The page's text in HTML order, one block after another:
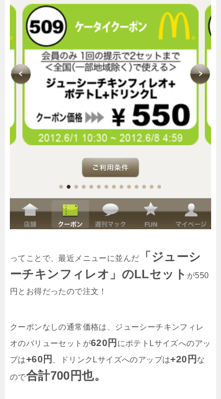
ってことで、最近メニューに並んだ
「ジューシ
ーチキンフィレオ」のLLセット が550
円とお得だったので注文！
クーポンなしの通常価格は、ジューシーチキンフィレ
オのバリューセットが620円 にポテトLサイズへのアッ
プは+60円 、ドリンクLサイズへのアップは+20円 な
ので合計700円也。